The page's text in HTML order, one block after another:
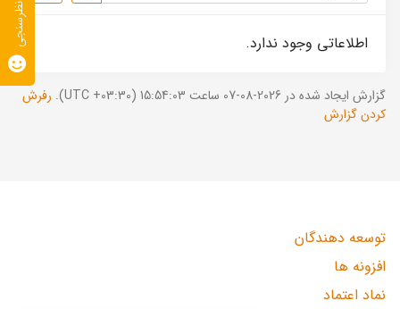
اطلاعاتی وجود ندارد.
گزارش ایجاد شده در 2026-08-07 ساعت 15:54:03 (UTC +03:30).
رفرش
کردن گزارش
توسعه دهندگان
افزونه ها
نماد اعتماد
نظرسنجی